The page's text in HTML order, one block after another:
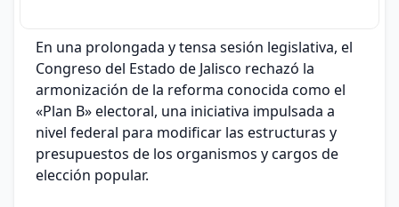
En una prolongada y tensa sesión legislativa, el
Congreso del Estado de Jalisco rechazó la
armonización de la reforma conocida como el
«Plan B» electoral, una iniciativa impulsada a
nivel federal para modificar las estructuras y
presupuestos de los organismos y cargos de
elección popular.